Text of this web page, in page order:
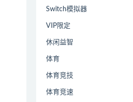
Switch模拟器
VIP限定
休闲益智
体育
体育竞技
体育竞速